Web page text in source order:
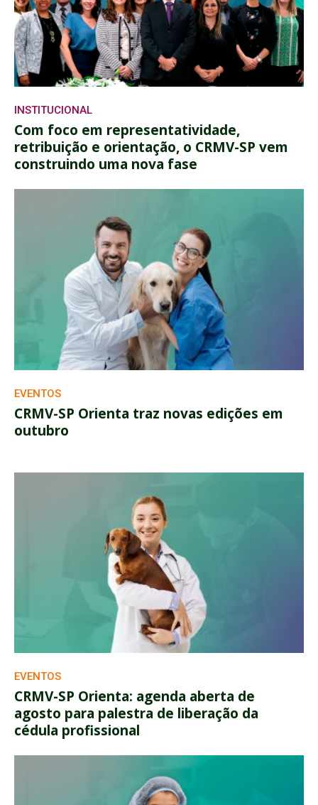
INSTITUCIONAL
Com foco em representatividade,
retribuição e orientação, o CRMV-SP vem
construindo uma nova fase
EVENTOS
CRMV-SP Orienta traz novas edições em
outubro
EVENTOS
CRMV-SP Orienta: agenda aberta de
agosto para palestra de liberação da
cédula profissional